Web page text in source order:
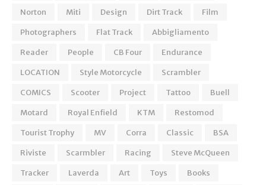
Norton
Miti Design Dirt Track
Film
Photographers
Flat Track
Abbigliamento
Reader
People CB Four
Endurance
LOCATION
Style Motorcycle
Scrambler
COMICS
Scooter Project Tattoo
Buell
Motard
Royal Enfield KTM
Restomod
Tourist Trophy
MV Corra Classic
BSA
Riviste
Scarmbler Racing
Steve McQueen
Tracker
Laverda Art Toys
Books